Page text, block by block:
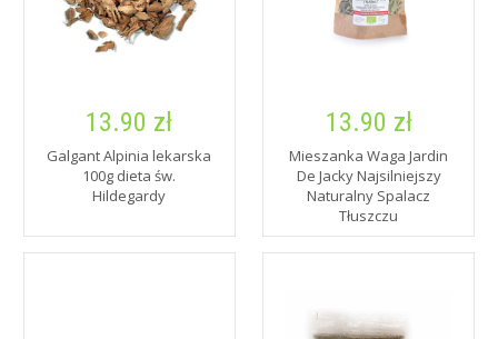
13.90 zł
Galgant Alpinia lekarska
100g dieta św.
Hildegardy
13.90 zł
Mieszanka Waga Jardin
De Jacky Najsilniejszy
Naturalny Spalacz
Tłuszczu